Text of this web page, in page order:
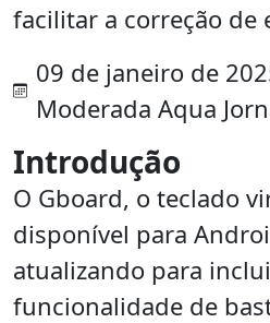
facilitar a correção de
09 de janeiro de
Moderada Aqua
Introdução
O Gboard, o teclado
disponível para
atualizando para
funcionalidade de